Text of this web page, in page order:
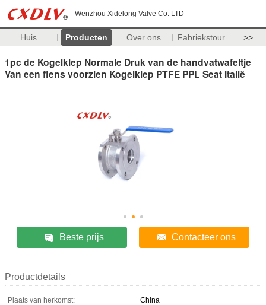
Wenzhou Xidelong Valve Co. LTD
Huis Producten Over ons Fabriekstour >>
1pc de Kogelklep Normale Druk van de handvatwafeltje
Van een flens voorzien Kogelklep PTFE PPL Seat Italië
Beste prijs Contacteer ons
Productdetails
Plaats van herkomst:
China